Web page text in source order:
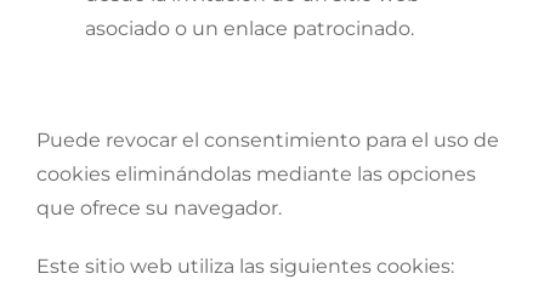
asociado o un enlace patrocinado.
Puede revocar el consentimiento para el uso de
cookies eliminándolas mediante las opciones
que ofrece su navegador.
Este sitio web utiliza las siguientes cookies: